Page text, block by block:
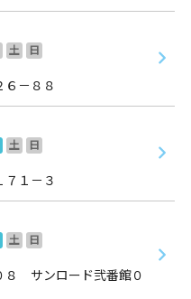
土
日
－８８
土
日
１－３
土
日
８ サンロード弐番館０